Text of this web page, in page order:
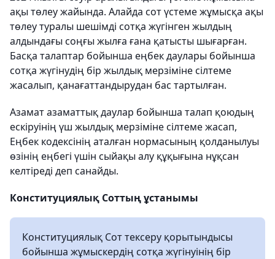
ақы төлеу жайында. Алайда сот үстеме жұмысқа ақы
төлеу туралы шешімді сотқа жүгінген жылдың
алдындағы соңғы жылға ғана қатысты шығарған.
Басқа талаптар бойынша еңбек даулары бойынша
сотқа жүгінудің бір жылдық мерзіміне сілтеме
жасалып, қанағаттандырудан бас тартылған.
Азамат азаматтық даулар бойынша талап қоюдың
ескіруінің үш жылдық мерзіміне сілтеме жасап,
Еңбек кодексінің аталған нормасының қолданылуы
өзінің еңбегі үшін сыйақы алу құқығына нұқсан
келтіреді деп санайды.
Конституциялық Соттың ұстанымы
Конституциялық Сот тексеру қорытындысы
бойынша жұмыскердің сотқа жүгінуінің бір